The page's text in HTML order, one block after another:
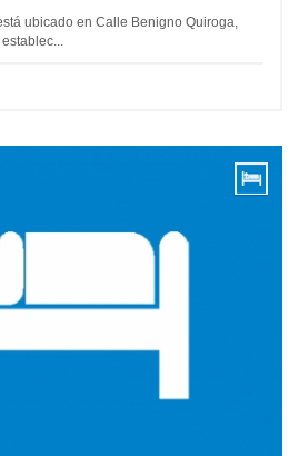
ubicado en Calle Benigno Quiroga,